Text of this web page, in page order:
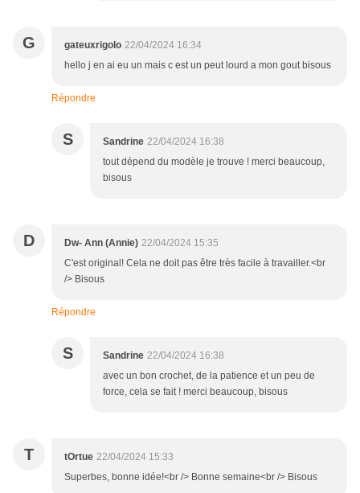
G gateuxrigolo 22/04/2024 16:34
hello j en ai eu un mais c est un peut lourd a mon gout bisous
Répondre
S Sandrine 22/04/2024 16:38
tout dépend du modèle je trouve ! merci beaucoup,
bisous
D Dw- Ann (Annie) 22/04/2024 15:35
C'est original! Cela ne doit pas être très facile à travailler.<br
/> Bisous
Répondre
S Sandrine 22/04/2024 16:38
avec un bon crochet, de la patience et un peu de
force, cela se fait ! merci beaucoup, bisous
T tOrtue 22/04/2024 15:33
Superbes, bonne idée!<br /> Bonne semaine<br /> Bisous